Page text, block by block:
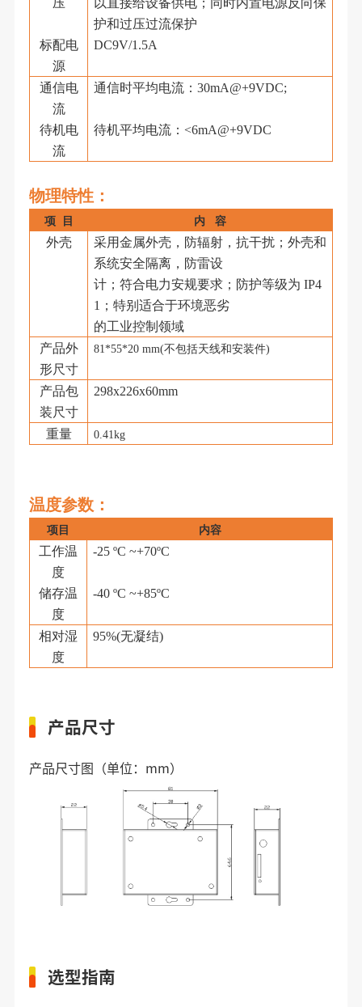
压
以直接给设备供电；同时内置电源反向保
护和过压过流保护
标配电
源
DC9V/1.5A
通信电
流
通信时平均电流： 30mA@+9VDC;
待机电
流
待机平均电流： <6mA@+9VDC
物理特性：
项 目 内 容
外壳
采用金属外壳，防辐射，抗干扰；外壳和
系统安全隔离，防雷设
计；符合电力安规要求；防护等级为 IP4
1；特别适合于环境恶劣
的工业控制领域
产品外
形尺寸
81*55*20 mm(不包括天线和安装件)
产品包
装尺寸
298x226x60mm
重量 0.41kg
温度参数：
项目 内容
工作温
度
-25 ºC ~+70ºC
储存温
度
-40 ºC ~+85ºC
相对湿
度
95%(无凝结)
产品尺寸
产品尺寸图（单位：mm）
选型指南